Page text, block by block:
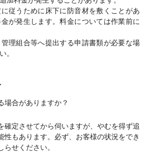
従うために床下に防音材を敷くことがあ
が発生します。料金については作業前に
理組合等へ提出する申請書類が必要な場
。
場合がありますか？
確定させてから伺いますが、やむを得ず追
性もあります。必ず、お客様の状況をでき
せください。